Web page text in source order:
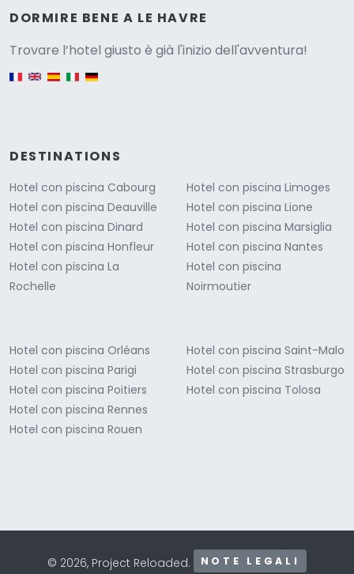
DORMIRE BENE A LE HAVRE
Trovare l’hotel giusto è già l'inizio dell'avventura!
DESTINATIONS
Hotel con piscina Cabourg
Hotel con piscina Deauville
Hotel con piscina Dinard
Hotel con piscina Honfleur
Hotel con piscina La
Rochelle
Hotel con piscina Limoges
Hotel con piscina Lione
Hotel con piscina Marsiglia
Hotel con piscina Nantes
Hotel con piscina
Noirmoutier
Hotel con piscina Orléans
Hotel con piscina Parigi
Hotel con piscina Poitiers
Hotel con piscina Rennes
Hotel con piscina Rouen
Hotel con piscina Saint-Malo
Hotel con piscina Strasburgo
Hotel con piscina Tolosa
© 2026, Project Reloaded. NOTE LEGALI